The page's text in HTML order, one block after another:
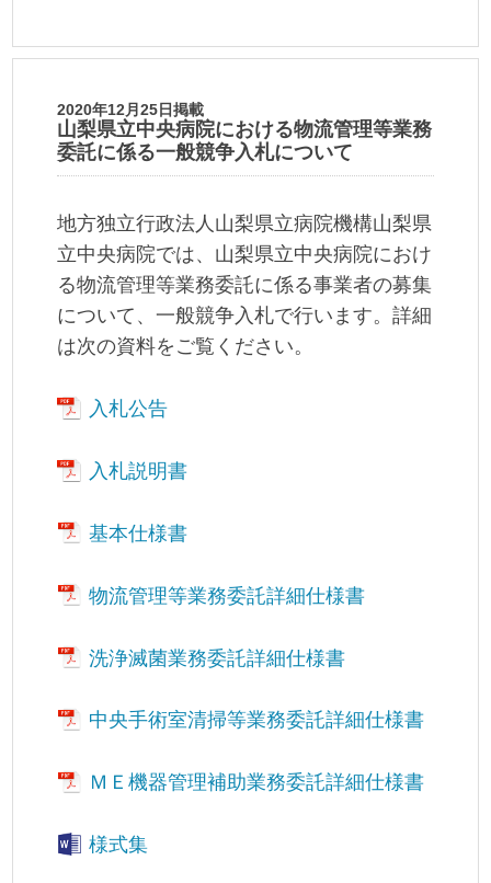
2020年12月25日掲載
山梨県立中央病院における物流管理等業務
委託に係る一般競争入札について
地方独立行政法人山梨県立病院機構山梨県
立中央病院では、山梨県立中央病院におけ
る物流管理等業務委託に係る事業者の募集
について、一般競争入札で行います。詳細
は次の資料をご覧ください。
入札公告
入札説明書
基本仕様書
物流管理等業務委託詳細仕様書
洗浄滅菌業務委託詳細仕様書
中央手術室清掃等業務委託詳細仕様書
ＭＥ機器管理補助業務委託詳細仕様書
様式集